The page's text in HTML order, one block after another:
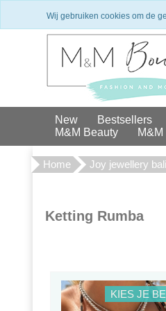
Winkel in
New Bestsellers
M&M Beauty
Home Joy jewellery
Ketting Rumba
KIES JE
Wij gebruiken cookies om de